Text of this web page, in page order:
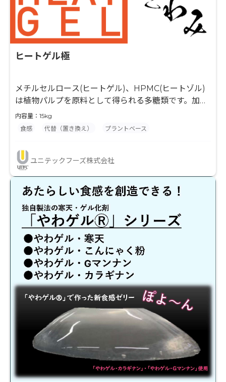
ヒートゲル極
メチルセルロース(ヒートゲル)、HPMC(ヒートゾル)
は植物パルプを原料として得られる多糖類です。加熱
すると増粘もしくはゲル化するというユニークな特徴
を持ちます。レンジアップ商品や惣菜の品質改良に利
作成や、エマルジョンを作り、ソーセージやマフィン
に加えることで油の配合量を減らし、カロリーをカッ
内容量：15kg
食感
代替（置き換え） プラントベース
ユニテックフーズ株式会社